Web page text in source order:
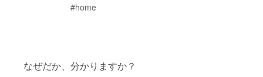
#home
なぜだか、分かりますか？